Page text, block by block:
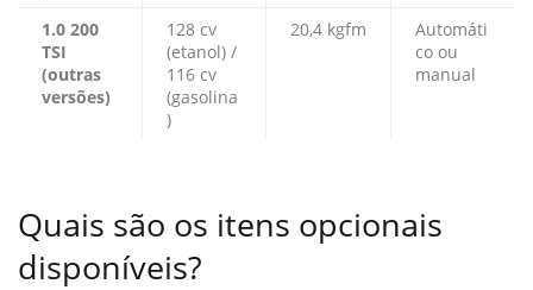
1.0 200
TSI
(outras
versões)
128 cv
(etanol) /
116 cv
(gasolina
)
20,4 kgfm
Automáti
co ou
manual
Quais são os itens opcionais
disponíveis?